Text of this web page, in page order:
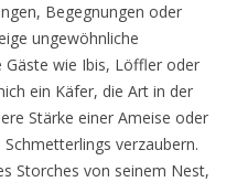
Begegnungen oder
ungewöhnliche
Gäste wie Ibis, Löffler oder
ein Käfer, die Art in der
Stärke einer Ameise oder
verzaubern.
Storches von seinem Nest,